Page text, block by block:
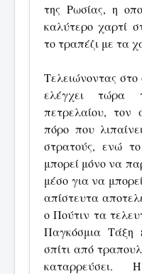
της Ρωσίας, η
καλύτερο χαρτί
το τραπέζι με τα
Τελειώνοντας
ελέγχει τώρα
πετρελαίου, τον
πόρο που
στρατούς, ενώ
μπορεί μόνο να
μέσο για να
απίστευτα
ο Πούτιν τα
Παγκόσμια Τάξη
σπίτι από
καταρρεύσει.